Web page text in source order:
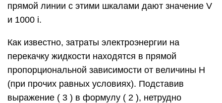
прямой линии с этими шкалами дают значение V
и 1000 i.
Как известно, затраты электроэнергии на
перекачку жидкости находятся в прямой
пропорциональной зависимости от величины Н
(при прочих равных условиях). Подставив
выражение ( 3 ) в формулу ( 2 ), нетрудно